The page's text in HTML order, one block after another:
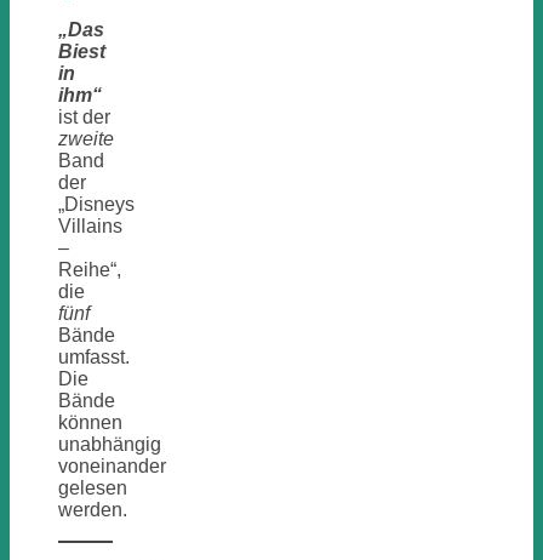
„Das
Biest
in
ihm“
ist der
zweite
Band
der
„Disneys
Villains
–
Reihe“,
die
fünf
Bände
umfasst.
Die
Bände
können
unabhängig
voneinander
gelesen
werden.